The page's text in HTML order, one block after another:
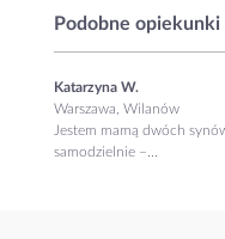
Podobne opiekunki
Katarzyna W.
Warszawa, Wilanów
Jestem mamą dwóch
samodzielnie –...